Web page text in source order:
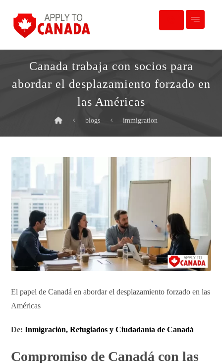
Canada trabaja con socios para
abordar el desplazamiento forzado en
las Américas
blogs immigration
El papel de Canadá en abordar el desplazamiento forzado en las
Américas
De:Inmigración, Refugiados y Ciudadanía de Canadá
Compromiso de Canadá con las